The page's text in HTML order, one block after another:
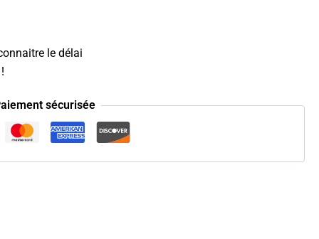
le délai
sécurisée